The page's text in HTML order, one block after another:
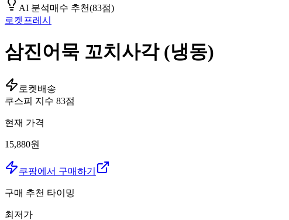
AI 분석매수 추천(83점)
로켓프레시
삼진어묵 꼬치사각 (냉동)
로켓배송
쿠스피 지수 83점
현재 가격
15,880원
쿠팡에서 구매하기
구매 추천 타이밍
최저가